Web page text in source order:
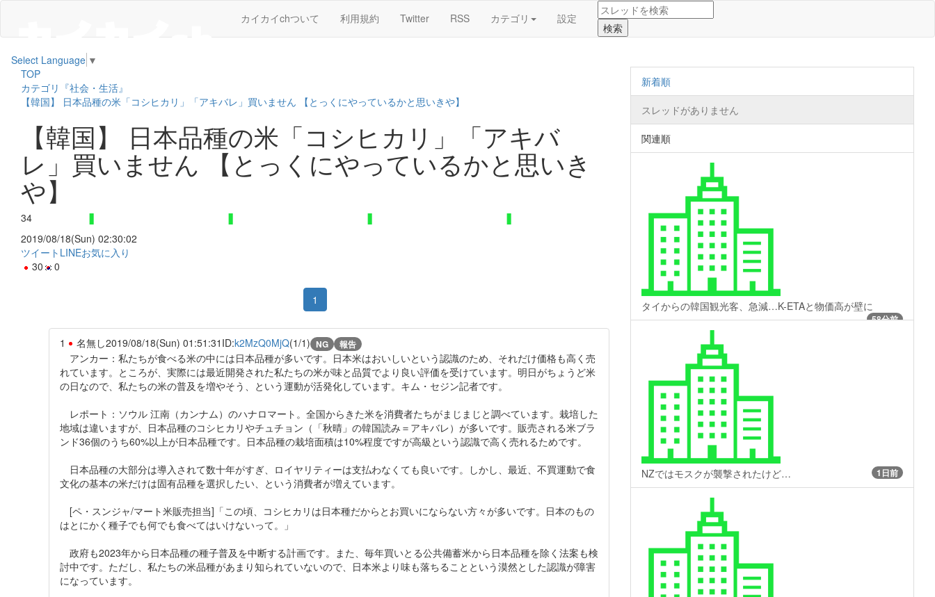
カイカイchついて 利用規約 Twitter RSS カテゴリ 設定
Select Language ▼
TOP
カテゴリ『社会・生活』
【韓国】 日本品種の米「コシヒカリ」「アキバレ」買いません 【とっくにやっているかと思いきや】
【韓国】 日本品種の米「コシヒカリ」「アキバ
レ」買いません 【とっくにやっているかと思いき
や】
34
2019/08/18(Sun) 02:30:02
ツイート LINEお気に入り
30
0
1
1 名無し2019/08/18(Sun) 01:51:31 ID:k2MzQ0MjQ(1/1) NG 報告
アンカー：私たちが食べる米の中には日本品種が多いです。日本米はおいしいという認識のため、それだけ価格も高く売
れています。ところが、実際には最近開発された私たちの米が味と品質でより良い評価を受けています。明日がちょうど米
の日なので、私たちの米の普及を増やそう、という運動が活発化しています。キム・セジン記者です。
レポート：ソウル 江南（カンナム）のハナロマート。全国からきた米を消費者たちがまじまじと調べています。栽培した
地域は違いますが、日本品種のコシヒカリやチュチョン（「秋晴」の韓国読み＝アキバレ）が多いです。販売される米ブラ
ンド36個のうち60%以上が日本品種です。日本品種の栽培面積は10%程度ですが高級という認識で高く売れるためです。
日本品種の大部分は導入されて数十年がすぎ、ロイヤリティーは支払わなくても良いです。しかし、最近、不買運動で食
文化の基本の米だけは固有品種を選択したい、という消費者が増えています。
[ペ・スンジャ/マート米販売担当]「この頃、コシヒカリは日本種だからとお買いにならない方々が多いです。日本のもの
はとにかく種子でも何でも食べてはいけないって。」
政府も2023年から日本品種の種子普及を中断する計画です。また、毎年買いとる公共備蓄米から日本品種を除く法案も検
討中です。ただし、私たちの米品種があまり知られていないので、日本米より味も落ちることという漠然とした認識が障害
になっています。
新着順
スレッドがありません
関連順
タイからの韓国観光客、急減…K-ETAと物価高が壁に
58分前
NZではモスクが襲撃されたけど… 1日前